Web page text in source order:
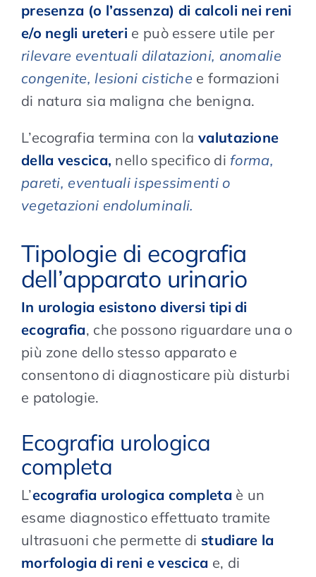
presenza (o l’assenza) di calcoli nei reni
e/o negli ureteri e può essere utile per
rilevare eventuali dilatazioni, anomalie
congenite, lesioni cistiche e formazioni
di natura sia maligna che benigna.
L’ecografia termina con la valutazione
della vescica, nello specifico diforma,
pareti, eventuali ispessimenti o
vegetazioni endoluminali.
Tipologie di ecografia
dell’apparato urinario
In urologia esistono diversi tipi di
ecografia, che possono riguardare una o
più zone dello stesso apparato e
consentono di diagnosticare più disturbi
e patologie.
Ecografia urologica
completa
L’ecografia urologica completa è un
esame diagnostico effettuato tramite
ultrasuoni che permette di studiare la
morfologia di reni e vescica e, di